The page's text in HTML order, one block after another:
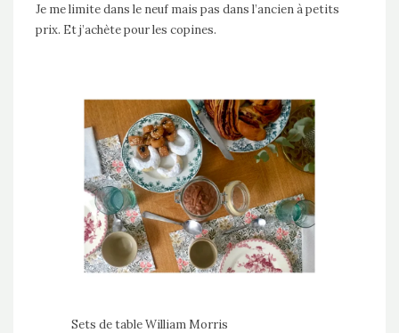
Je me limite dans le neuf mais pas dans l’ancien à petits
prix. Et j’achète pour les copines.
Sets de table William Morris